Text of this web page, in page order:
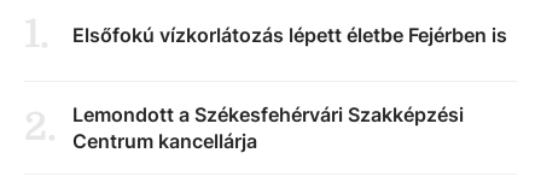
1. Elsőfokú vízkorlátozás lépett életbe Fejérben is
2.
Lemondott a Székesfehérvári Szakképzési
Centrum kancellárja